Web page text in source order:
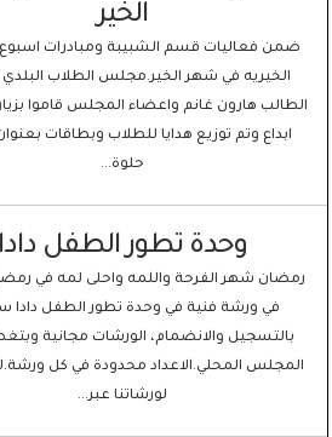
الخير
ضمن فعاليات قسم الشبيبة ومبادرات اسبوع
الخيريه في شهر الخير.مجلس الطلاب البلدي
الطالب هارون غانم واعضاء المجلس قاموا
ابداع وتم توزيع هدايا للطلاب وبطاقات
حلوة...
وحدة تطور الطفل دادا
رمضان شهر الفرحة واللمه واحلى لمه في
في ورشة فنية في وحدة تطور الطفل دادا
بالتسجيل والانضمام، الورشات مجانية
المجلس المحلي.الاعداد محدودة في كل
لورشاتنا عبر...